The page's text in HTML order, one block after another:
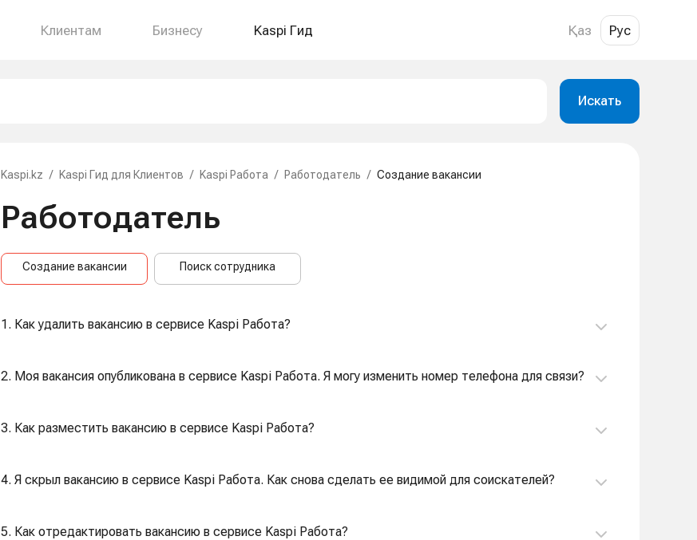
Клиентам Бизнесу Kaspi Гид Қаз Рус
Искать
Kaspi.kz / Kaspi Гид для Клиентов / Kaspi Работа / Работодатель / Создание вакансии
Работодатель
Создание вакансии Поиск сотрудника
1. Как удалить вакансию в сервисе Kaspi Работа?
2. Моя вакансия опубликована в сервисе Kaspi Работа. Я могу изменить номер телефона для связи?
3. Как разместить вакансию в сервисе Kaspi Работа?
4. Я скрыл вакансию в сервисе Kaspi Работа. Как снова сделать ее видимой для соискателей?
5. Как отредактировать вакансию в сервисе Kaspi Работа?